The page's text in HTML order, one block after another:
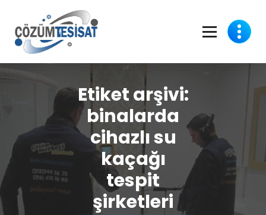
Etiket arşivi:
binalarda
cihazlı su
kaçağı
tespit
şirketleri